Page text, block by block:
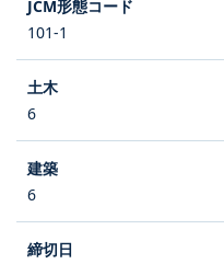
101-1
6
6